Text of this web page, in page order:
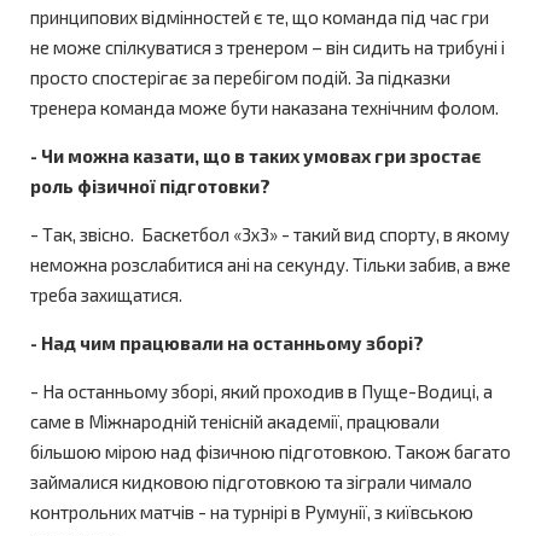
принципових відмінностей є те, що команда під час гри
не може спілкуватися з тренером – він сидить на трибуні і
просто спостерігає за перебігом подій. За підказки
тренера команда може бути наказана технічним фолом.
- Чи можна казати, що в таких умовах гри зростає
роль фізичної підготовки?
- Так, звісно. Баскетбол «3х3» - такий вид спорту, в якому
неможна розслабитися ані на секунду. Тільки забив, а вже
треба захищатися.
- Над чим працювали на останньому зборі?
- На останньому зборі, який проходив в Пуще-Водиці, а
саме в Міжнародній тенісній академії, працювали
більшою мірою над фізичною підготовкою. Також багато
займалися кидковою підготовкою та зіграли чимало
контрольних матчів - на турнірі в Румунії, з київською